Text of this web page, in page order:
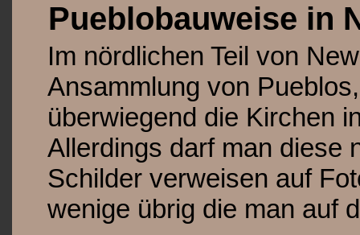
Pueblobauweise in
Im nördlichen Teil von
Ansammlung von
überwiegend die Kirchen
Allerdings darf man diese
Schilder verweisen auf
wenige übrig die man auf